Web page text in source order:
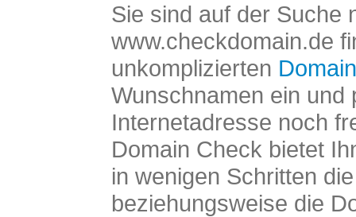
Sie sind auf der Suche
www.checkdomain.de
unkomplizierten
Wunschnamen ein und
Internetadresse noch
Domain Check bietet
in wenigen Schritten
beziehungsweise die